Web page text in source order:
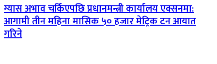
ग्यास अभाव चर्किएपछि प्रधानमन्त्री कार्यालय एक्सनमा:
आगामी तीन महिना मासिक ५० हजार मेट्रिक टन आयात
गरिने